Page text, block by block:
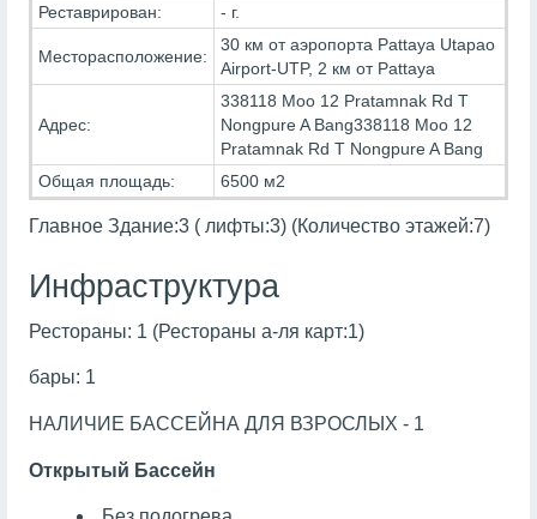
Реставрирован:
- г.
Месторасположение:
30 км от аэропорта Pattaya Utapao
Airport-UTP, 2 км от Pattaya
Адрес:
338118 Moo 12 Pratamnak Rd T
Nongpure A Bang338118 Moo 12
Pratamnak Rd T Nongpure A Bang
Общая площадь:
6500 м2
Главное Здание:3 ( лифты:3) (Количество этажей:7)
Инфраструктура
Рестораны: 1 (Рестораны а-ля карт:1)
бары: 1
НАЛИЧИЕ БАССЕЙНА ДЛЯ ВЗРОСЛЫХ - 1
Открытый Бассейн